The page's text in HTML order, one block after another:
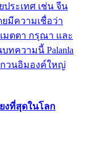
ระเทศ เช่น จีน
มีความเชื่อว่า
ตตา กรุณา และ
ทความนี้ Palanla
กวนอิมองค์ใหญ่
งที่สุดในโลก